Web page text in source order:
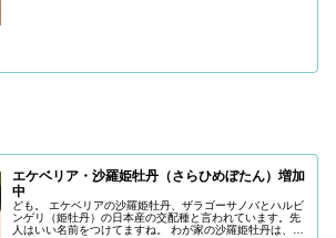
エケベリア・沙羅姫牡丹（さらひめぼたん）増加
中
ども。 エケベリアの沙羅姫牡丹、ザラゴーサノバとハルビ
ンゲリ（姫牡丹）の日本産の交配種と言われています。先
人はいい名前をつけてますね。 わが家の沙羅姫牡丹は、子